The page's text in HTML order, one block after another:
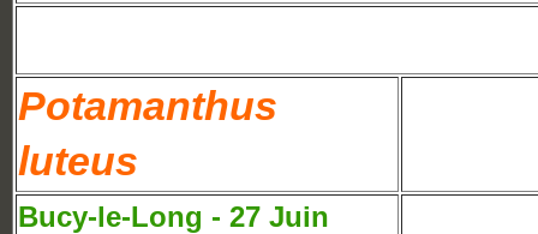
Potamanthus
luteus
Bucy-le-Long - 27 Juin